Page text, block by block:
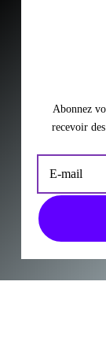
Abonnez
recevoir